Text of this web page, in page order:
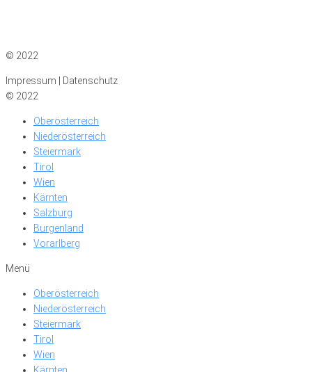
© 2022
Impressum | Datenschutz
© 2022
Oberösterreich
Niederösterreich
Steiermark
Tirol
Wien
Kärnten
Salzburg
Burgenland
Vorarlberg
Menü
Oberösterreich
Niederösterreich
Steiermark
Tirol
Wien
Kärnten